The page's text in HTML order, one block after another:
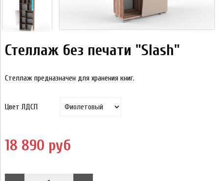
Стеллаж без печати "Slash"
Стеллаж предназначен для хранения книг.
Цвет ЛДСП
18 890 руб